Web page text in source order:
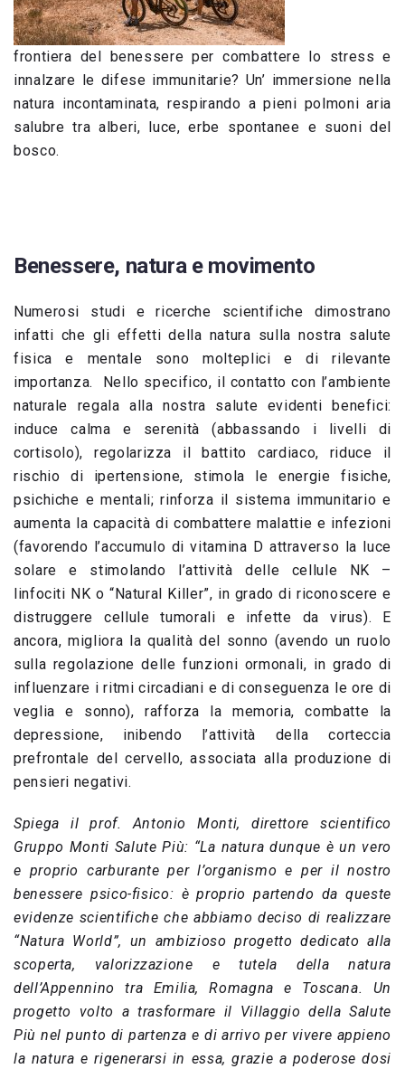
frontiera del benessere per combattere lo stress e
innalzare le difese immunitarie? Un’ immersione nella
natura incontaminata, respirando a pieni polmoni aria
salubre tra alberi, luce, erbe spontanee e suoni del
bosco.
Benessere, natura e movimento
Numerosi studi e ricerche scientifiche dimostrano
infatti che gli effetti della natura sulla nostra salute
fisica e mentale sono molteplici e di rilevante
importanza. Nello specifico, il contatto con l’ambiente
naturale regala alla nostra salute evidenti benefici:
induce calma e serenità (abbassando i livelli di
cortisolo), regolarizza il battito cardiaco, riduce il
rischio di ipertensione, stimola le energie fisiche,
psichiche e mentali; rinforza il sistema immunitario e
aumenta la capacità di combattere malattie e infezioni
(favorendo l’accumulo di vitamina D attraverso la luce
solare e stimolando l’attività delle cellule NK –
linfociti NK o “Natural Killer”, in grado di riconoscere e
distruggere cellule tumorali e infette da virus). E
ancora, migliora la qualità del sonno (avendo un ruolo
sulla regolazione delle funzioni ormonali, in grado di
influenzare i ritmi circadiani e di conseguenza le ore di
veglia e sonno), rafforza la memoria, combatte la
depressione, inibendo l’attività della corteccia
prefrontale del cervello, associata alla produzione di
pensieri negativi.
Spiega il prof. Antonio Monti, direttore scientifico
Gruppo Monti Salute Più: “La natura dunque è un vero
e proprio carburante per l’organismoe per il nostro
benessere psico-fisico: è proprio partendo da queste
evidenze scientifiche che abbiamo deciso di realizzare
“Natura World”, un ambizioso progetto dedicato alla
scoperta, valorizzazione e tutela della natura
dell’Appennino tra Emilia, Romagna e Toscana. Un
progetto volto a trasformare il Villaggio della Salute
Più nel punto di partenza e di arrivo per vivere appieno
la natura e rigenerarsi in essa, grazie a poderose dosi